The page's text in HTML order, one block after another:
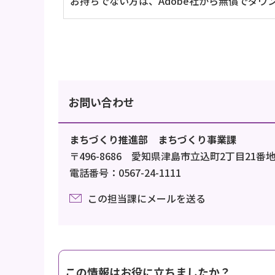
お問い合わせ
まちづくり推進部 まちづくり事業課
〒496-8686 愛知県津島市立込町2丁目21番地
電話番号：0567-24-1111
この担当課にメールを送る
この情報はお役に立ちましたか？